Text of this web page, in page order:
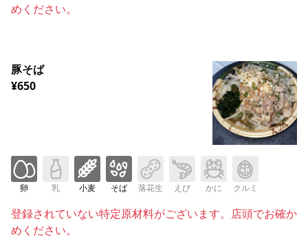
めください。
豚そば
¥650
卵 乳 小麦 そば 落花生 えび かに クルミ
登録されていない特定原材料がございます。店頭でお確か
めください。